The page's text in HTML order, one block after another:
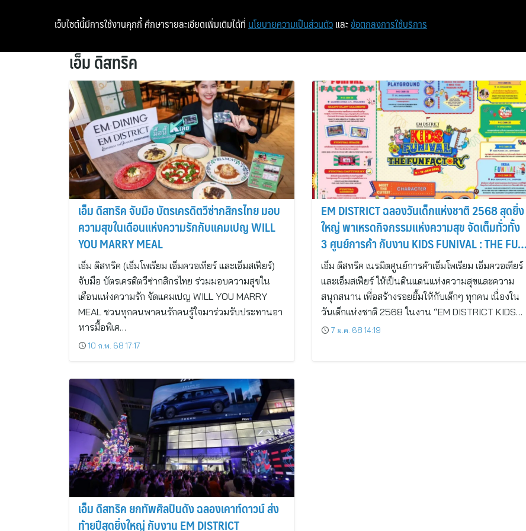
หน้าแรก ท่องเที่ยว
เอ็ม ดิสทริค
เอ็ม ดิสทริค จับมือ บัตรเครดิตวีซ่ากสิกรไทย มอบ
ความสุขในเดือนแห่งความรักกับแคมเปญ WILL
YOU MARRY MEAL
เอ็ม ดิสทริค (เอ็มโพเรียม เอ็มควอเทียร์ และเอ็มสเฟียร์)
จับมือ บัตรเครดิตวีซ่ากสิกรไทย ร่วมมอบความสุขใน
เดือนแห่งความรัก จัดแคมเปญ WILL YOU MARRY
MEAL ชวนทุกคนพาคนรักคนรู้ใจมาร่วมรับประทานอา
หารมื้อพิเศ…
10 ก.พ. 68 17:17
EM DISTRICT ฉลองวันเด็กแห่งชาติ 2568 สุดยิ่ง
ใหญ่ พาเหรดกิจกรรมแห่งความสุข จัดเต็มทั่วทั้ง
3 ศูนย์การค้า กับงาน KIDS FUNIVAL : THE FUN
FACTORY 2025
เอ็ม ดิสทริค เนรมิตศูนย์การค้าเอ็มโพเรียม เอ็มควอเทียร์
และเอ็มสเฟียร์ ให้เป็นดินแดนแห่งความสุขและความ
สนุกสนาน เพื่อสร้างรอยยิ้มให้กับเด็กๆ ทุกคน เนื่องใน
วันเด็กแห่งชาติ 2568 ในงาน “EM DISTRICT KIDS…
7 ม.ค. 68 14:19
เอ็ม ดิสทริค ยกทัพศิลปินดัง ฉลองเคาท์ดาวน์ ส่ง
ท้ายปีสุดยิ่งใหญ่ กับงาน EM DISTRICT
เว็บไซต์นี้มีการใช้งานคุกกี้ ศึกษารายละเอียดเพิ่มเติมได้ที่ นโยบายความเป็นส่วนตัว และ ข้อตกลงการใช้บริการ